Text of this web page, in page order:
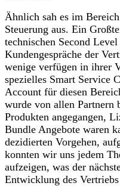
Ähnlich sah es im
Steuerung aus. Ein
technischen Second
Kundengespräche der
wenige verfügen in ihrer
spezielles Smart Service
Account für diesen
wurde von allen Partnern
Produkten angegangen,
Bundle Angebote waren
dezidierten Vorgehen,
konnten wir uns jedem
aufzeigen, was der
Entwicklung des